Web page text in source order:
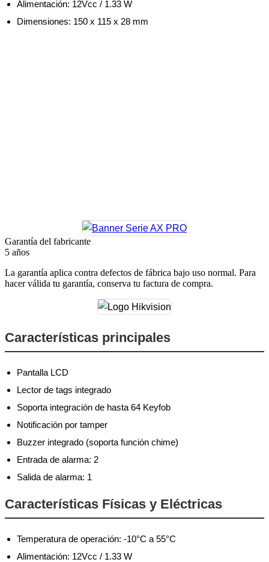
Alimentación: 12Vcc / 1.33 W
Dimensiones: 150 x 115 x 28 mm
Garantía del fabricante
5 años
La garantía aplica contra defectos de fábrica bajo uso normal. Para
hacer válida tu garantía, conserva tu factura de compra.
Características principales
Pantalla LCD
Lector de tags integrado
Soporta integración de hasta 64 Keyfob
Notificación por tamper
Buzzer integrado (soporta función chime)
Entrada de alarma: 2
Salida de alarma: 1
Características Físicas y Eléctricas
Temperatura de operación: -10°C a 55°C
Alimentación: 12Vcc / 1.33 W